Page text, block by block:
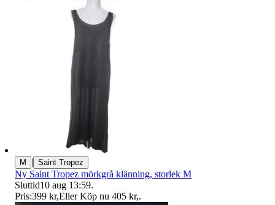
M | Saint Tropez
Ny Saint Tropez mörkgrå klänning, storlek M
Sluttid10 aug 13:59.
Pris:399 kr,Eller Köp nu 405 kr,.